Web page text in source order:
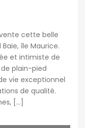
cette belle
île Maurice.
et intimiste de
plain-pied
vie exceptionnel
de qualité.
[…]